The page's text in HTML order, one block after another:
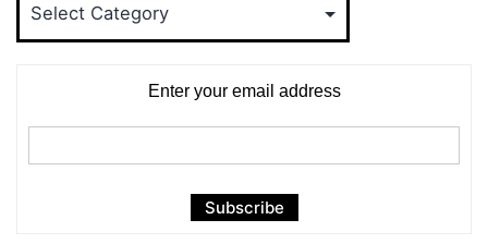
Enter your email address